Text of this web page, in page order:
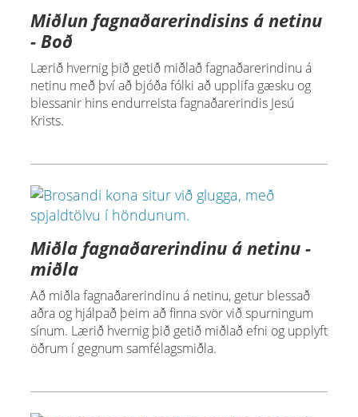
Miðlun fagnaðarerindisins á netinu
- Boð
Lærið hvernig þið getið miðlað fagnaðarerindinu á
netinu með því að bjóða fólki að upplifa gæsku og
blessanir hins endurreista fagnaðarerindis Jesú
Krists.
Miðla fagnaðarerindinu á netinu -
miðla
Að miðla fagnaðarerindinu á netinu, getur blessað
aðra og hjálpað þeim að finna svör við spurningum
sínum. Lærið hvernig þið getið miðlað efni og upplyft
öðrum í gegnum samfélagsmiðla.